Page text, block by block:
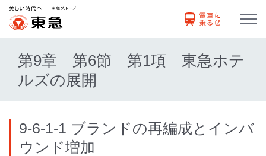
第9章 第6節 第1項 東急ホテ
ルズの展開
9-6-1-1 ブランドの再編成とインバ
ウンド増加